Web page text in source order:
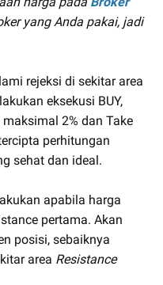
yang Anda pakai, jadi
rejeksi di sekitar area
eksekusi BUY,
2% dan Take
perhitungan
sehat dan ideal.
apabila harga
pertama. Akan
posisi, sebaiknya
area Resistance